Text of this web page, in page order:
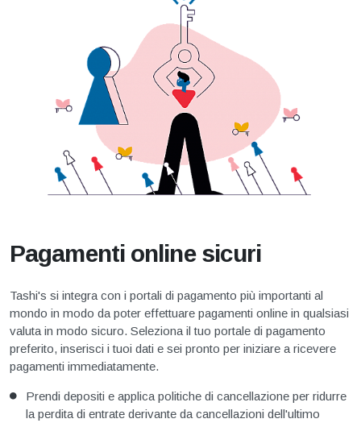
Pagamenti online sicuri
Tashi's si integra con i portali di pagamento più importanti al
mondo in modo da poter effettuare pagamenti online in qualsiasi
valuta in modo sicuro. Seleziona il tuo portale di pagamento
preferito, inserisci i tuoi dati e sei pronto per iniziare a ricevere
pagamenti immediatamente.
Prendi depositi e applica politiche di cancellazione per ridurre
la perdita di entrate derivante da cancellazioni dell'ultimo